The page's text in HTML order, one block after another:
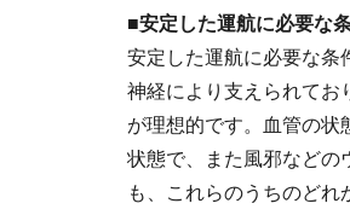
■安定した運航に必要な
安定した運航に必要な条
神経により支えられてお
が理想的です。血管の状
状態で、また風邪などの
も、これらのうちのど